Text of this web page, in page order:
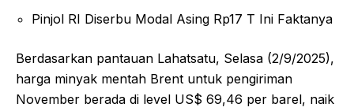
Pinjol RI Diserbu Modal Asing Rp17 T Ini Faktanya
Berdasarkan pantauan Lahatsatu, Selasa (2/9/2025),
harga minyak mentah Brent untuk pengiriman
November berada di level US$ 69,46 per barel, naik